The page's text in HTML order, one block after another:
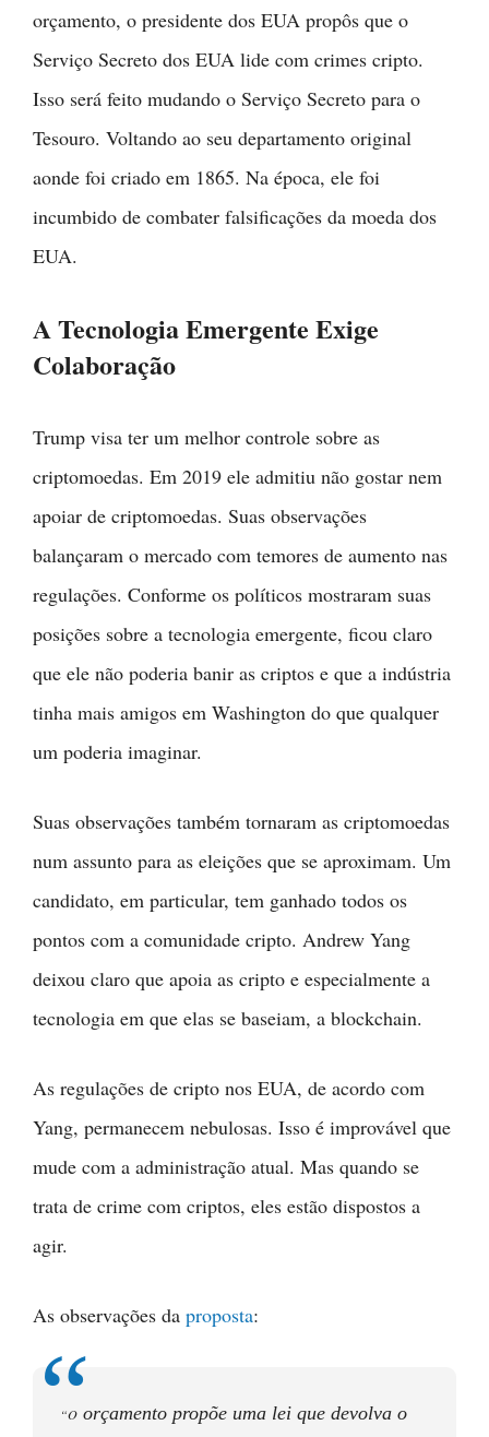
orçamento, o presidente dos EUA propôs que o
Serviço Secreto dos EUA lide com crimes cripto.
Isso será feito mudando o Serviço Secreto para o
Tesouro. Voltando ao seu departamento original
aonde foi criado em 1865. Na época, ele foi
incumbido de combater falsificações da moeda dos
EUA.
A Tecnologia Emergente Exige
Colaboração
Trump visa ter um melhor controle sobre as
criptomoedas. Em 2019 ele admitiu não gostar nem
apoiar de criptomoedas. Suas observações
balançaram o mercado com temores de aumento nas
regulações. Conforme os políticos mostraram suas
posições sobre a tecnologia emergente, ficou claro
que ele não poderia banir as criptos e que a indústria
tinha mais amigos em Washington do que qualquer
um poderia imaginar.
Suas observações também tornaram as criptomoedas
num assunto para as eleições que se aproximam. Um
candidato, em particular, tem ganhado todos os
pontos com a comunidade cripto. Andrew Yang
deixou claro que apoia as cripto e especialmente a
tecnologia em que elas se baseiam, a blockchain.
As regulações de cripto nos EUA, de acordo com
Yang, permanecem nebulosas. Isso é improvável que
mude com a administração atual. Mas quando se
trata de crime com criptos, eles estão dispostos a
agir.
As observações da proposta:
“O orçamento propõe uma lei que devolva o